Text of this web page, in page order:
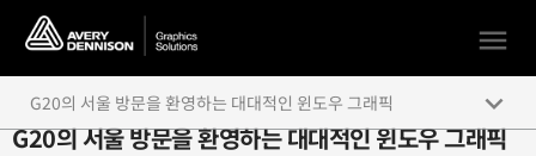
menu
G20의 서울 방문을 환영하는 대대적인 윈도우 그래픽
G20의 서울 방문을 환영하는 대대적인 윈도우 그래픽 keyboard_arrow_down